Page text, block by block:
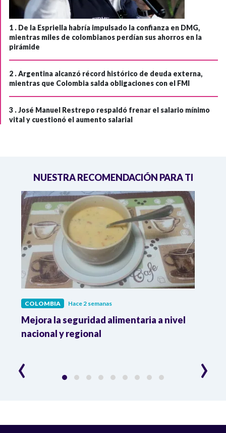
1 . De la Espriella habría impulsado la confianza en DMG,
mientras miles de colombianos perdían sus ahorros en la
pirámide
2 .Argentina alcanzó récord histórico de deuda externa,
mientras que Colombia salda obligaciones con el FMI
3 .José Manuel Restrepo respaldó frenar el salario mínimo
vital y cuestionó el aumento salarial
NUESTRA RECOMENDACIÓN PARA TI
COLOMBIA Hace 2 semanas
Mejora la seguridad alimentaria a nivel
nacional y regional
‹ ›